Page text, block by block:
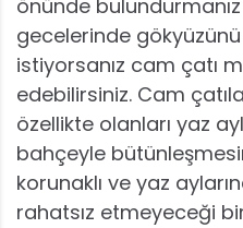
önünde bulundurmanız
gecelerinde
istiyorsanız cam çatı
edebilirsiniz. Cam
özellikte olanları yaz
bahçeyle
korunaklı ve yaz
rahatsız etmeyeceği